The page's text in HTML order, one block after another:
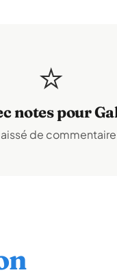
⭐
notes pour
de